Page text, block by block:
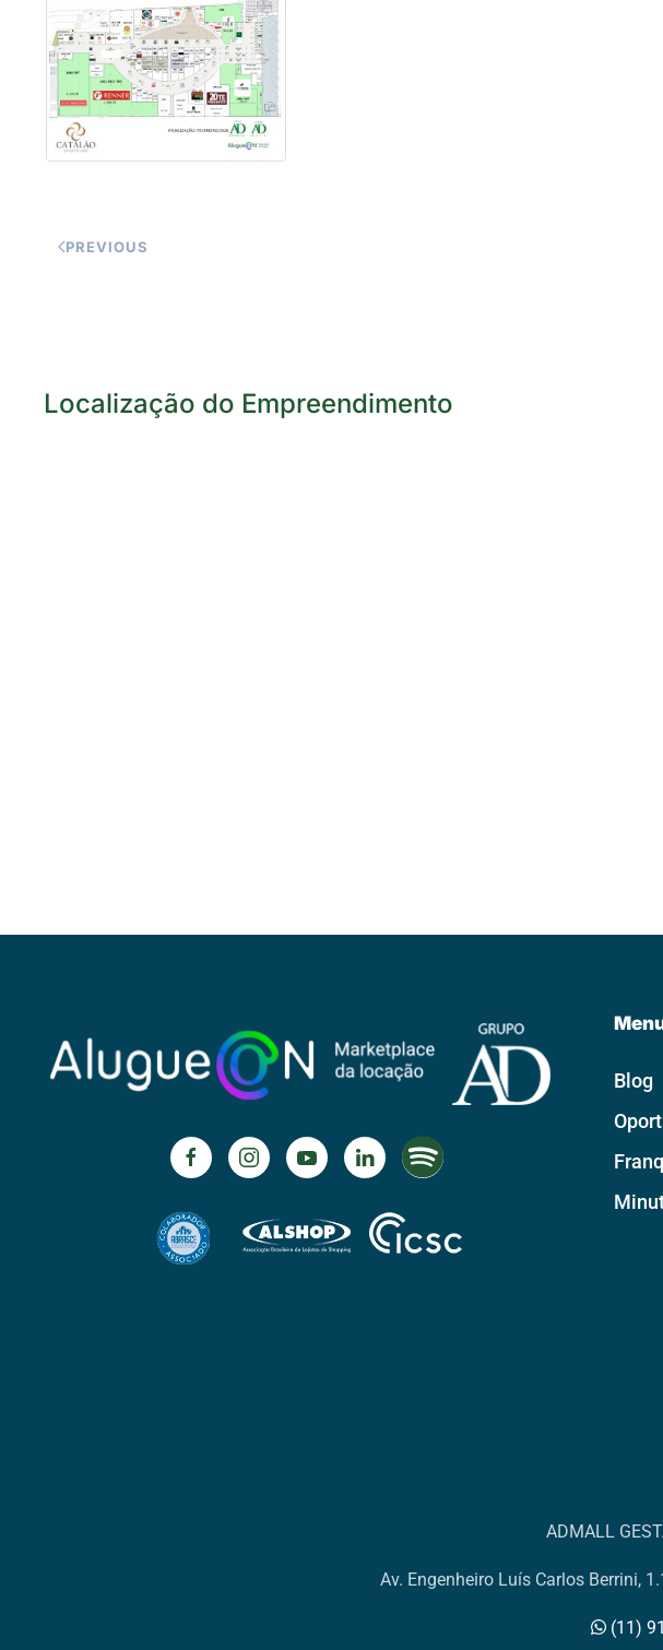
PREVIOUS
Localização do Empreendimento
Blog
ADMALL
Av. Engenheiro Luís Carlos Berrini,
(11)